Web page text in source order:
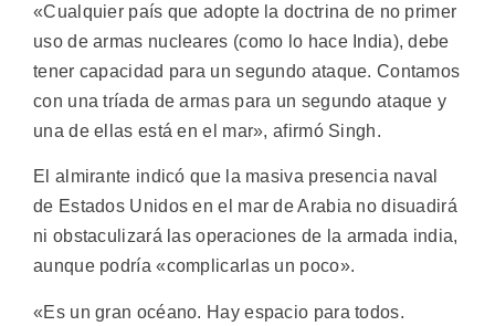
«Cualquier país que adopte la doctrina de no primer
uso de armas nucleares (como lo hace India), debe
tener capacidad para un segundo ataque. Contamos
con una tríada de armas para un segundo ataque y
una de ellas está en el mar», afirmó Singh.
El almirante indicó que la masiva presencia naval
de Estados Unidos en el mar de Arabia no disuadirá
ni obstaculizará las operaciones de la armada india,
aunque podría «complicarlas un poco».
«Es un gran océano. Hay espacio para todos.